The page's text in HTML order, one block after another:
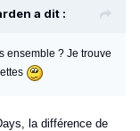
a dit :
ensemble ? Je trouve
la différence de